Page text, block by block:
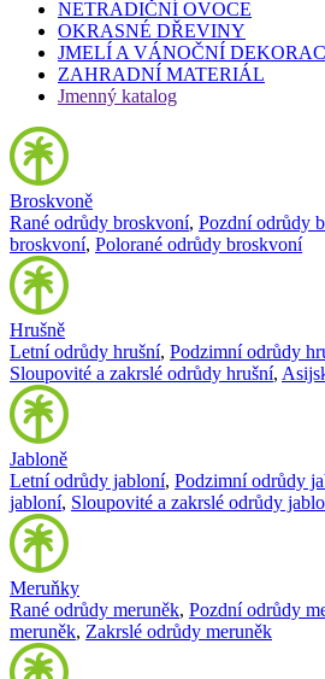
NETRADIČNÍ OVOCE
OKRASNÉ DŘEVINY
JMELÍ A VÁNOČNÍ
ZAHRADNÍ MATERIÁL
Jmenný katalog
Broskvoně
Rané odrůdy broskvoní, Pozdní odrůdy
broskvoní, Polorané odrůdy broskvoní
Hrušně
Letní odrůdy hrušní, Podzimní odrůdy
Sloupovité a zakrslé odrůdy hrušní,
Jabloně
Letní odrůdy jabloní, Podzimní odrůdy
jabloní, Sloupovité a zakrslé odrůdy
Meruňky
Rané odrůdy meruněk, Pozdní odrůdy
meruněk, Zakrslé odrůdy meruněk